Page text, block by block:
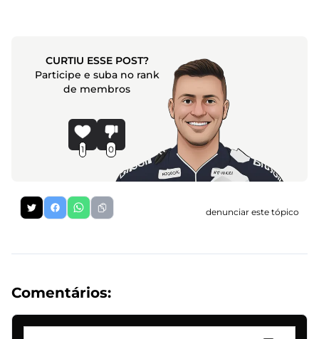
CURTIU ESSE POST?
Participe e suba no rank
de membros
1 0
denunciar este tópico
Comentários: